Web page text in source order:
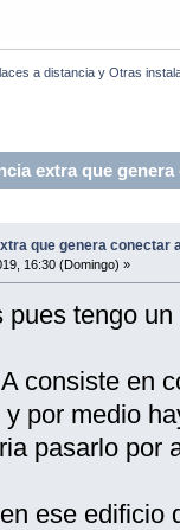
a distancia y Otras
extra que
que genera conectar
16:30 (Domingo) »
pues tengo
consiste en
y por medio
pasarlo por
ese edificio